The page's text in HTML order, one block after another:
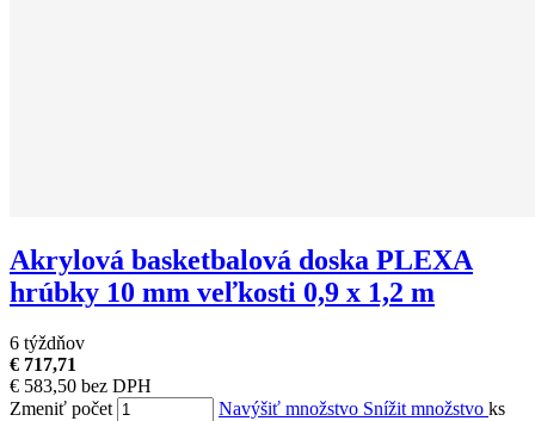
Akrylová basketbalová doska PLEXA
hrúbky 10 mm veľkosti 0,9 x 1,2 m
6 týždňov
€ 717,71
€ 583,50 bez DPH
Zmeniť počet
Navýšiť množstvo Snížit množstvo ks